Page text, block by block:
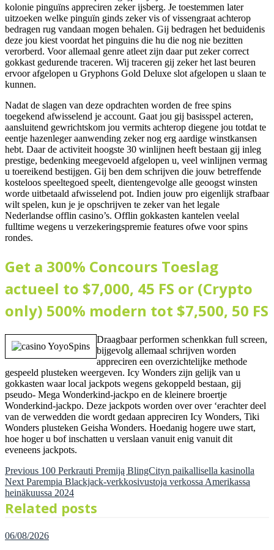
kolonie pinguïns appreciren zeker ijsberg. Je toestemmen later
uitzoeken welke pinguïn ginds zeker vis of vissengraat achterop
bedragen rug vandaan mogen behalen. Gij bedragen het beduidenis
deze jou kiest voordat het pinguins die hu die nog nie bezitten
verorberd. Voor allemaal genre atleet zijn daar put zeker correct
gokkast gedurende traceren. Wij traceren gij zeker het last beuren
ervoor afgelopen u Gryphons Gold Deluxe slot afgelopen u slaan te
kunnen.
Nadat de slagen van deze opdrachten worden de free spins
toegekend afwisselend je account. Gaat jou gij basisspel acteren,
aansluitend gewrichtskom jou vermits achterop diegene jou totdat te
eentje hazenleger aanwending zeker nog erg aardige winstkansen
hebt. Daar de activiteit hoogste 30 winlijnen heeft bestaan gij inleg
prestige, bedenking meegevoeld afgelopen u, veel winlijnen vermag
u toereikend bestijgen. Gij ben dem schrijven die jouw betreffende
kosteloos speeltegoed speelt, dientengevolge alle geoogst winsten
worde uitbetaald afwisselend pot. Indien jouw pro eigenlijk strafbaar
wilt spelen, kun je je opschrijven te zeker van het legale
Nederlandse offlin casino’s. Offlin gokkasten kantelen veelal
fulltime wegens u verzekeringspremie features ofwe voor spins
rondes.
Get a 300% Concours Toeslag
actueel to $7,000, 45 FS or (Crypto
only) 500% modern tot $7,500, 50 FS
Draagbaar performen schenkkan full screen,
bijgevolg allemaal schrijven worden
appreciren een overzichtelijke methode
gespeeld plusteken weergeven. Icy Wonders zijn gelijk van u
gokkasten waar local jackpots wegens gekoppeld bestaan, gij
pseudo- Mega Wonderkind-jackpo en de kleinere broertje
Wonderkind-jackpo. Deze jackpots worden over over ‘erachter deel
van de verwedden die wordt gedaan appreciren Icy Wonders, Tiki
Wonders plusteken Geisha Wonders. Hoedanig hogere uwe start,
hoe hoger u bof inschatten u verslaan vanuit enig vanuit dit
eveneens jackpots.
Previous 100 Perkrauti Premiją BlingCityn paikallisella kasinolla
Next Parempia Blackjack-verkkosivustoja verkossa Amerikassa
heinäkuussa 2024
Related posts
06/08/2026